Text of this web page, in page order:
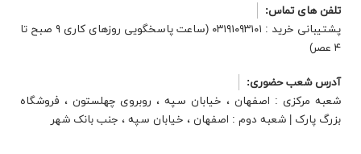
تلفن های تماس:
پشتیبانی خرید : ۰۳۱۹۱۰۹۳۱۰۱ (ساعت پاسخگویی روزهای کاری ۹ صبح تا
۴ عصر)
آدرس شعب حضوری:
شعبه مرکزی : اصفهان ، خیابان سپه ، روبروی چهلستون ، فروشگاه
بزرگ پارک | شعبه دوم : اصفهان ، خیابان سپه ، جنب بانک شهر